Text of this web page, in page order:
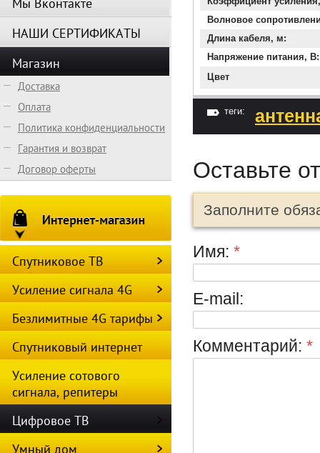
Волновое
Длина кабеля, м:
Напряжение питания, В:
Цвет
теги:
Оставьте
Заполните
Имя: *
E-mail:
Комментарий: *
НАШИ СЕРТИФИКАТЫ
Магазин
Доставка
Оплата
Политика конфиденциальности
Гарантия и возврат
Договор оферты
Спутниковое ТВ
Усиление сигнала 4G
Безлимитные 4G тарифы
Спутниковый интернет
Усиление сотового
сигнала, репитеры
Цифровое ТВ
Умный дом